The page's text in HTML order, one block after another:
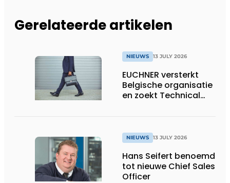
Gerelateerde artikelen
NIEUWS 13 JULY 2026
EUCHNER versterkt
Belgische organisatie
en zoekt Technical
NIEUWS 13 JULY 2026
Hans Seifert benoemd
tot nieuwe Chief Sales
Officer